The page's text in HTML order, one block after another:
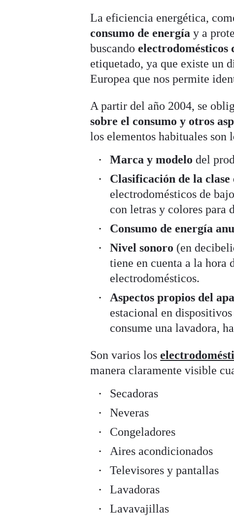
La eficiencia energética,
consumo de energía y a
buscandoelectrodomésticos
etiquetado, ya que existe un
Europea que nos permite
A partir del año 2004, se
sobre el consumo y otros
los elementos habituales son
Marca y modelo del
Clasificación de la clase
electrodomésticos de
con letras y colores
Consumo de energía
Nivel sonoro (en
tiene en cuenta a la hora
electrodomésticos.
Aspectos propios del
estacional en
consume una lavadora,
Son varios los
manera claramente visible
Secadoras
Neveras
Congeladores
Aires acondicionados
Televisores y pantallas
Lavadoras
Lavavajillas